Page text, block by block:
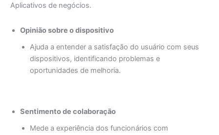
Aplicativos de negócios.
Opinião sobre o dispositivo
Ajuda a entender a satisfação do usuário com seus
dispositivos, identificando problemas e
oportunidades de melhoria.
Sentimento de colaboração
Mede a experiência dos funcionários com